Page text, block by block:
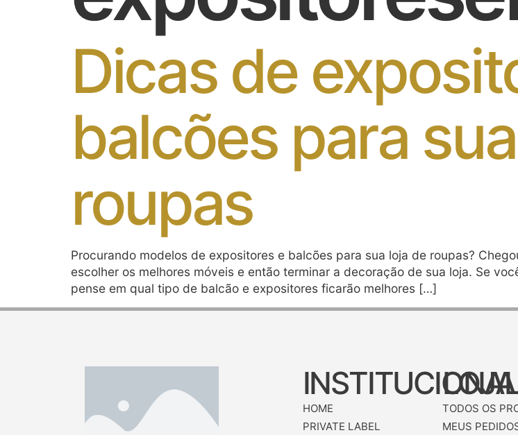
Dicas de
balcões para
roupas
Procurando modelos de expositores e balcões para sua loja de roupas?
escolher os melhores móveis e então terminar a decoração de sua loja. Se
pense em qual tipo de balcão e expositores ficarão melhores […]
HOME
PRIVATE LABEL
LOJA
TODOS OS
MEUS